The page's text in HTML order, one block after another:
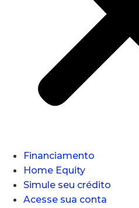
Financiamento
Home Equity
Simule seu crédito
Acesse sua conta